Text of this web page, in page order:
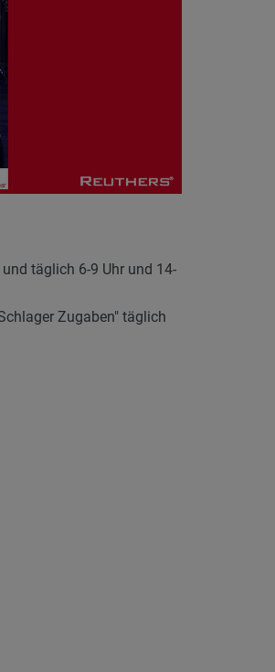
täglich 6-9 Uhr und 14-
Zugaben" täglich